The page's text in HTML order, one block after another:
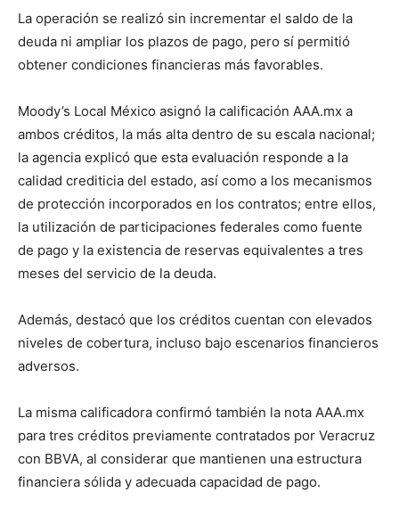
La operación se realizó sin incrementar el saldo de la
deuda ni ampliar los plazos de pago, pero sí permitió
obtener condiciones financieras más favorables.
Moody’s Local México asignó la calificación AAA.mx a
ambos créditos, la más alta dentro de su escala nacional;
la agencia explicó que esta evaluación responde a la
calidad crediticia del estado, así como a los mecanismos
de protección incorporados en los contratos; entre ellos,
la utilización de participaciones federales como fuente
de pago y la existencia de reservas equivalentes a tres
meses del servicio de la deuda.
Además, destacó que los créditos cuentan con elevados
niveles de cobertura, incluso bajo escenarios financieros
adversos.
La misma calificadora confirmó también la nota AAA.mx
para tres créditos previamente contratados por Veracruz
con BBVA, al considerar que mantienen una estructura
financiera sólida y adecuada capacidad de pago.